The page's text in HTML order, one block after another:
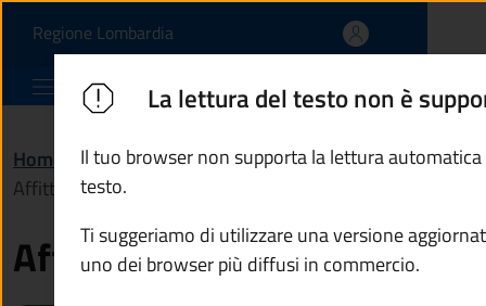
Affitti brevi | Comune
Regione Lombardia(apre in un'altra scheda).
Comune di Berzo Inferiore
Home / Servizi / Imprese e commercio /
Affitti brevi
Affitti brevi
La lettura del testo non è
Il tuo browser non supporta la lettura
testo.
Ti suggeriamo di utilizzare una versione
uno dei browser più diffusi in commercio.